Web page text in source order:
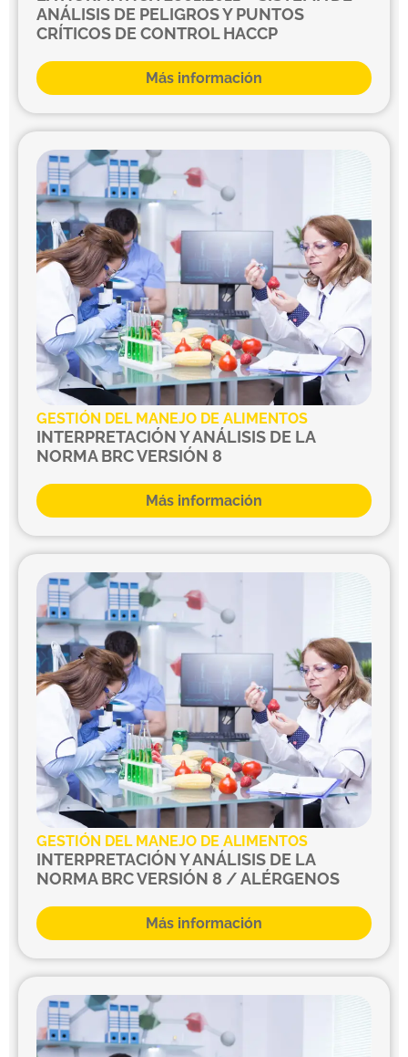
ANÁLISIS DE PELIGROS Y PUNTOS
CRÍTICOS DE CONTROL HACCP
Más información
GESTIÓN DEL MANEJO DE ALIMENTOS
INTERPRETACIÓN Y ANÁLISIS DE LA
NORMA BRC VERSIÓN 8
Más información
GESTIÓN DEL MANEJO DE ALIMENTOS
INTERPRETACIÓN Y ANÁLISIS DE LA
NORMA BRC VERSIÓN 8 / ALÉRGENOS
Más información